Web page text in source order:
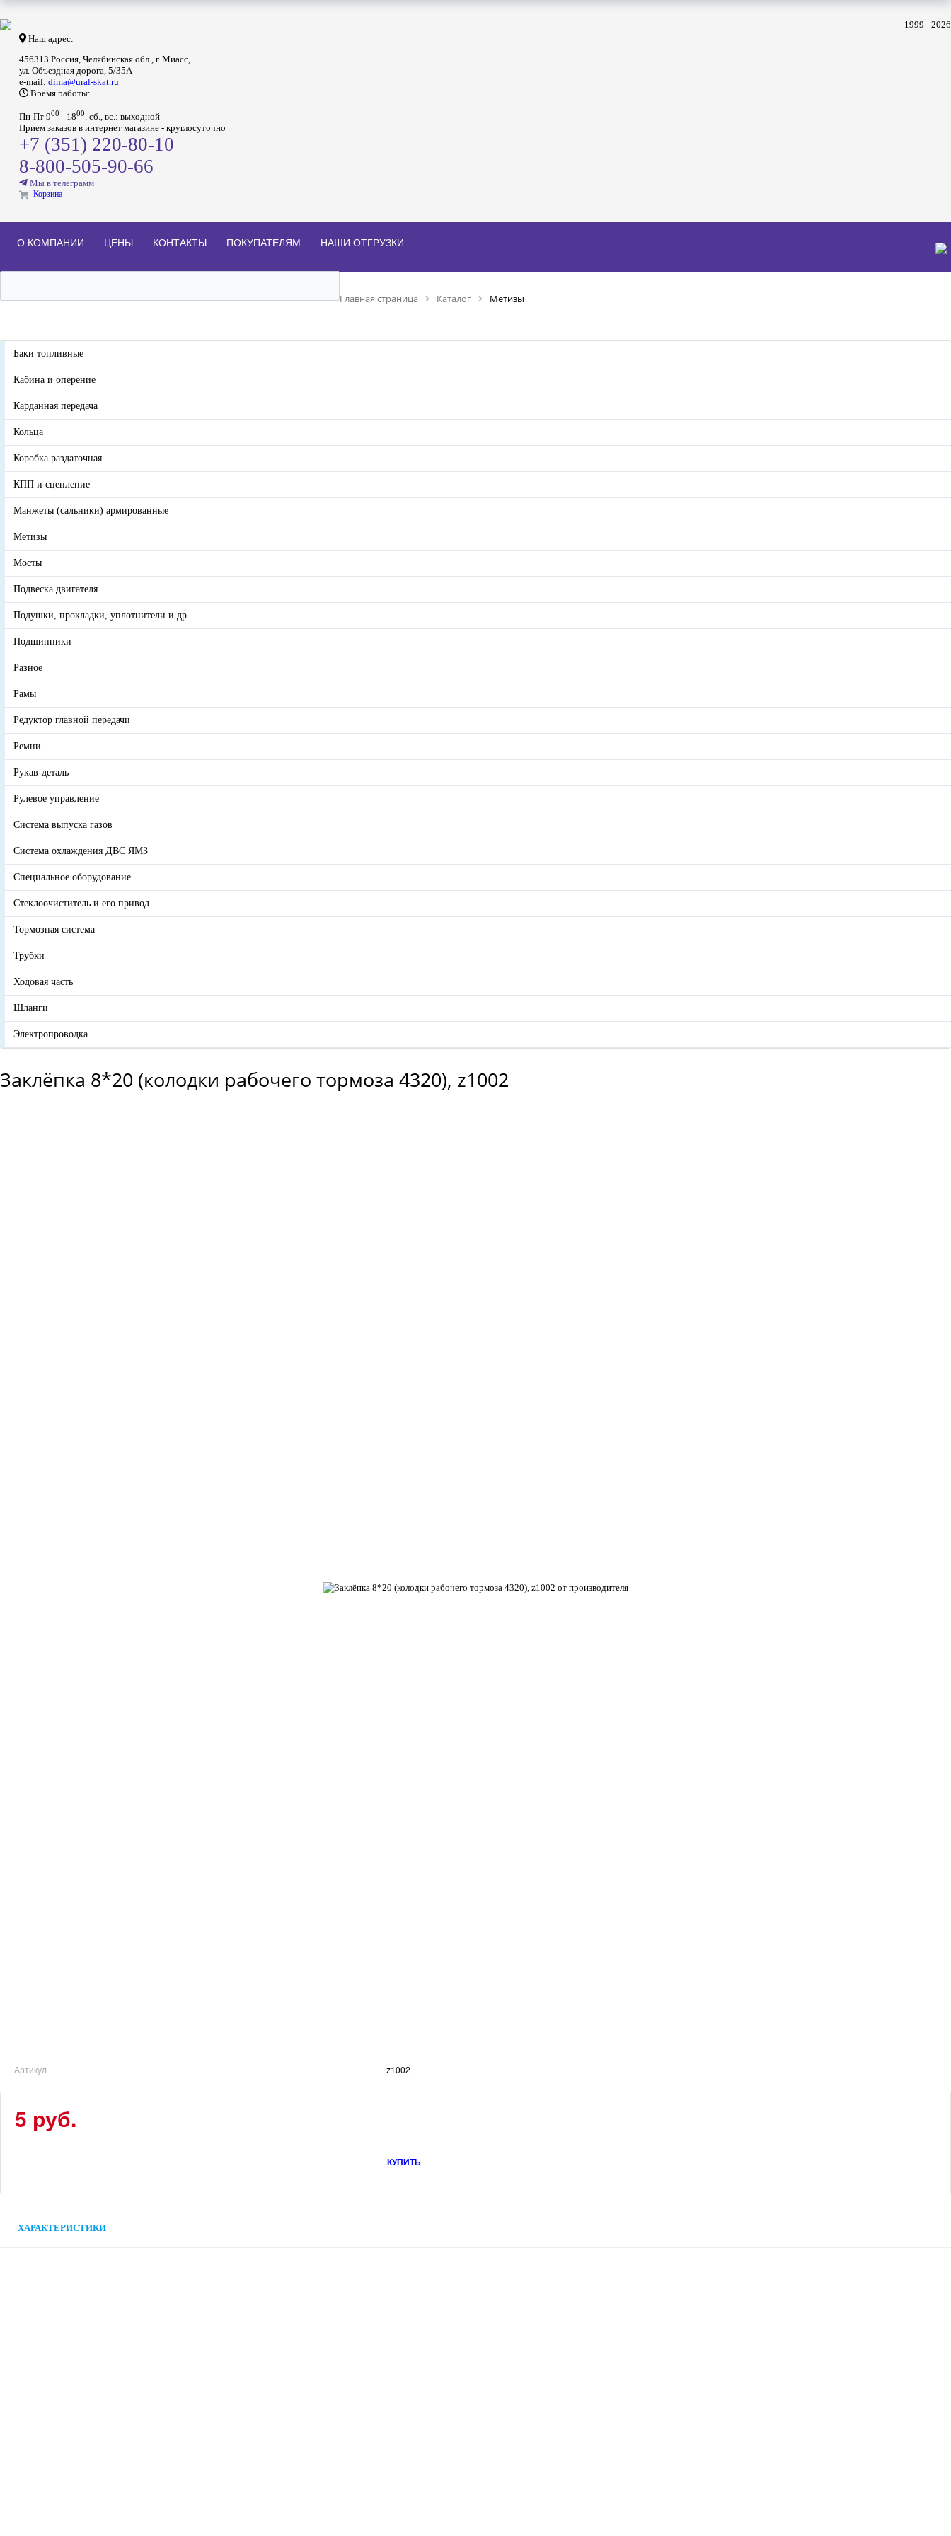
1999 - 2026
Наш адрес:
456313 Россия, Челябинская обл., г. Миасс,
ул. Объездная дорога, 5/35А
e-mail: dima@ural-skat.ru
Время работы:
Пн-Пт 900 - 1800. сб., вс.: выходной
Прием заказов в интернет магазине - круглосуточно
+7 (351) 220-80-10
8-800-505-90-66
Мы в телеграмм
Корзина
О КОМПАНИИ ЦЕНЫ КОНТАКТЫ ПОКУПАТЕЛЯМ НАШИ ОТГРУЗКИ
Главная страница Каталог Метизы
Баки топливные
Кабина и оперение
Карданная передача
Кольца
Коробка раздаточная
КПП и сцепление
Манжеты (сальники) армированные
Метизы
Мосты
Подвеска двигателя
Подушки, прокладки, уплотнители и др.
Подшипники
Разное
Рамы
Редуктор главной передачи
Ремни
Рукав-деталь
Рулевое управление
Система выпуска газов
Система охлаждения ДВС ЯМЗ
Специальное оборудование
Стеклоочиститель и его привод
Тормозная система
Трубки
Ходовая часть
Шланги
Электропроводка
Заклёпка 8*20 (колодки рабочего тормоза 4320), z1002
Артикул z1002
5 руб.
КУПИТЬ
ХАРАКТЕРИСТИКИ